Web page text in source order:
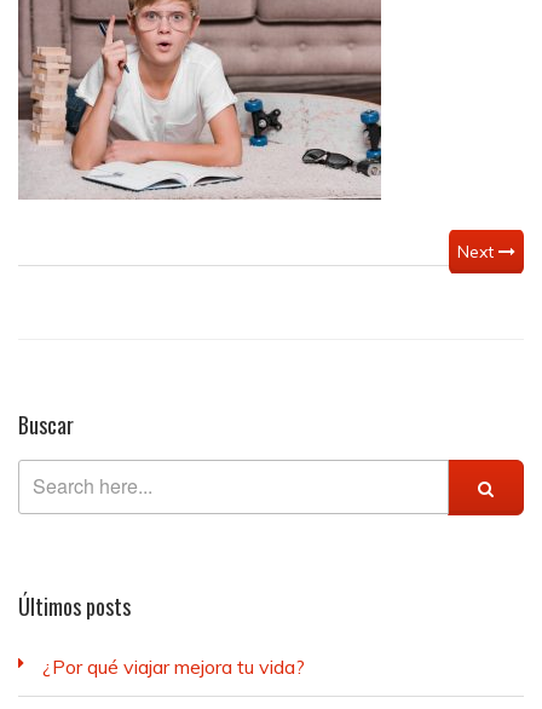
capacidades
Next
Buscar
Últimos posts
¿Por qué viajar mejora tu vida?